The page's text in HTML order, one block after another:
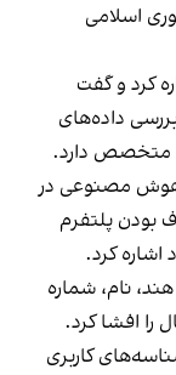
اسلامی
کرد و گفت
داده‌های
متخصص دارد.
هوش مصنوعی در
بودن پلتفرم
کرد.
هند، نام، شماره
را افشا کرد.
و شناسه‌های کاربری